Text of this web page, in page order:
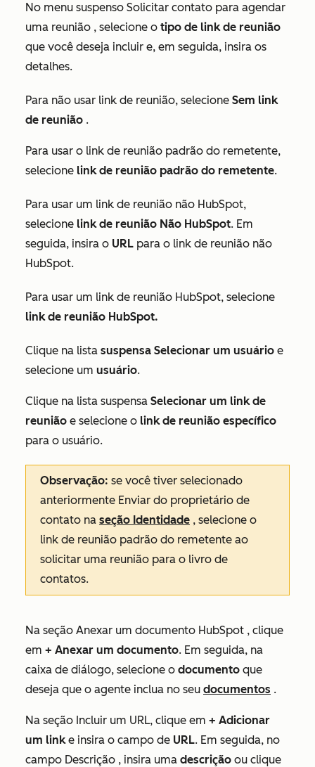
No menu suspenso Solicitar contato para agendar
uma reunião , selecione o tipo de link de reunião
que você deseja incluir e, em seguida, insira os
detalhes.
Para não usar link de reunião, selecione Sem link
de reunião .
Para usar o link de reunião padrão do remetente,
selecione link de reunião padrão do remetente.
Para usar um link de reunião não HubSpot,
selecione link de reunião Não HubSpot. Em
seguida, insira o URL para o link de reunião não
HubSpot.
Para usar um link de reunião HubSpot, selecione
link de reunião HubSpot.
Clique na lista suspensa Selecionar um usuário e
selecione um usuário.
Clique na lista suspensa Selecionar um link de
reunião e selecione o link de reunião específico
para o usuário.
Observação: se você tiver selecionado
anteriormente Enviar do proprietário de
contato na seção Identidade , selecione o
link de reunião padrão do remetente ao
solicitar uma reunião para o livro de
contatos.
Na seção Anexar um documento HubSpot , clique
em + Anexar um documento. Em seguida, na
caixa de diálogo, selecione o documento que
deseja que o agente inclua no seu documentos .
Na seção Incluir um URL, clique em + Adicionar
um linke insira o campo de URL. Em seguida, no
campo Descrição , insira uma descrição ou clique